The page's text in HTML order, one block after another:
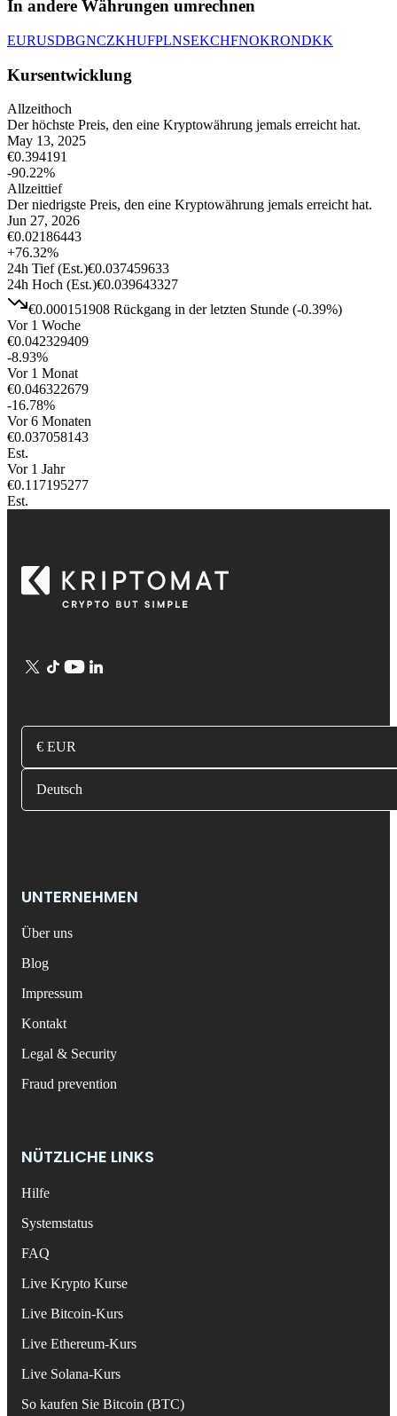
In andere Währungen umrechnen
EURUSDBGNCZKHUFPLNSEKCHFNOKRONDKK
Kursentwicklung
Allzeithoch
Der höchste Preis, den eine Kryptowährung jemals erreicht hat.
May 13, 2025
€0.394191
-90.22%
Allzeittief
Der niedrigste Preis, den eine Kryptowährung jemals erreicht hat.
Jun 27, 2026
€0.02186443
+76.32%
24h Tief (Est.)€0.037459633
24h Hoch (Est.)€0.039643327
€0.000151908 Rückgang in der letzten Stunde (-0.39%)
Vor 1 Woche
€0.042329409
-8.93%
Vor 1 Monat
€0.046322679
-16.78%
Vor 6 Monaten
€0.037058143
Est.
Vor 1 Jahr
€0.117195277
Est.
€ EUR
Deutsch
UNTERNEHMEN
Über uns
Blog
Impressum
Kontakt
Legal & Security
Fraud prevention
NÜTZLICHE LINKS
Hilfe
Systemstatus
FAQ
Live Krypto Kurse
Live Bitcoin-Kurs
Live Ethereum-Kurs
Live Solana-Kurs
So kaufen Sie Bitcoin (BTC)